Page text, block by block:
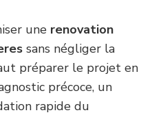
une renovation
sans négliger la
préparer le projet en
précoce, un
rapide du